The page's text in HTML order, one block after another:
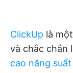
ClickUp là
và chắc chắn
cao năng